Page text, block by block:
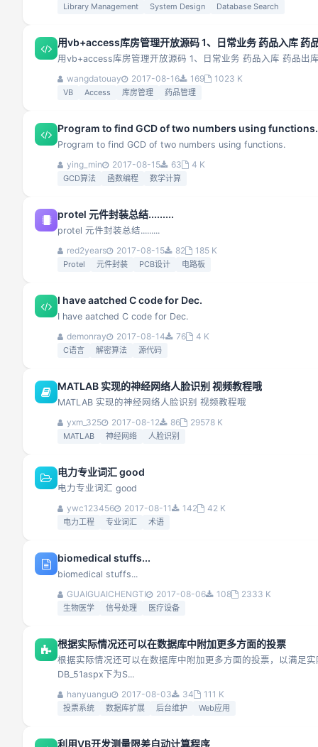
Library Management System Design Database Search
用vb+access库房管理开放源码 1、日常业务 药品入库 药
用vb+access库房管理开放源码 1、
wangdatouay
2017-08-16 169 1023 K
VB Access 库房管理 药品管理
Program to find GCD of two numbers using functions.
Program to find GCD of two numbers using functions.
ying_min
2017-08-15 63 4 K
GCD算法 函数编程 数学计算
protel 元件封装总结.........
protel 元件封装总结.........
red2years
2017-08-15 82 185 K
Protel 元件封装 PCB设计 电路板
I have aatched C code for Dec.
I have aatched C code for Dec.
demonray
2017-08-14 76 4 K
C语言 解密算法 源代码
MATLAB 实现的神经网络人脸识别 视频教程哦
MATLAB 实现的神经网络人脸识别 视频教程哦
yxm_325
2017-08-12 86 29578 K
MATLAB 神经网络 人脸识别
电力专业词汇 good
电力专业词汇 good
ywc123456
2017-08-11 142 42 K
电力工程 专业词汇 术语
biomedical stuffs...
biomedical stuffs...
GUAIGUAICHENGTI
2017-08-06 108 2333 K
生物医学 信号处理 医疗设备
根据实际情况还可以在数据库中附加更多方面的投票
根据实际情况还可以在数据库中附加更多方面的投票，以满足
DB_51aspx下为S...
hanyuangu
2017-08-03 34 111 K
投票系统 数据库扩展 后台维护 Web应用
利用VB开发测量限差自动计算程序